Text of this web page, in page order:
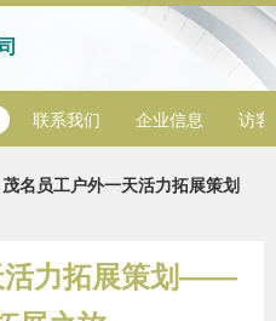
联系我们 企业信息 访客
茂名员工户外一天活力拓展策划
活力拓展策划——